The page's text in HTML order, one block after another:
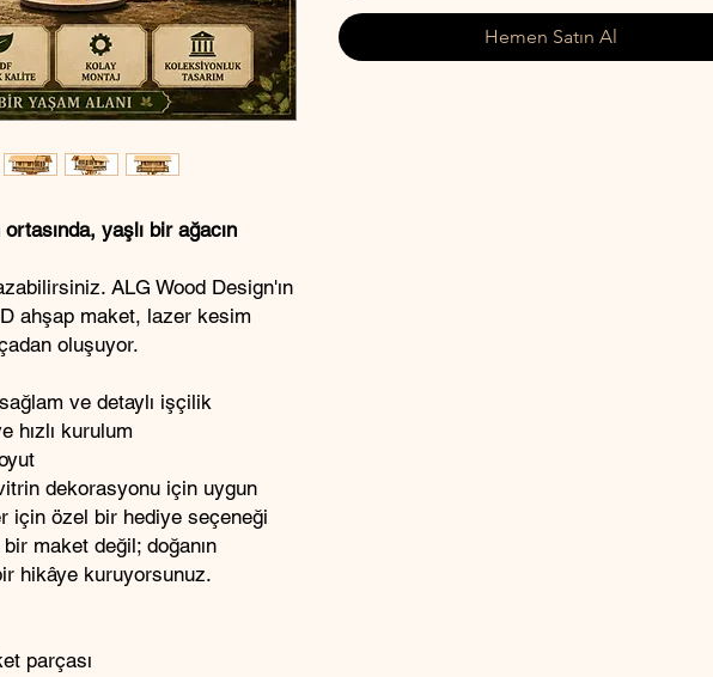
yaşlı bir ağacın
ALG Wood Design'ın
ahşap maket, lazer kesim
oluşuyor.
ve detaylı işçilik
hızlı kurulum
dekorasyonu için uygun
için özel bir hediye seçeneği
maket değil; doğanın
hikâye kuruyorsunuz.
parçası
Hemen Satın Al